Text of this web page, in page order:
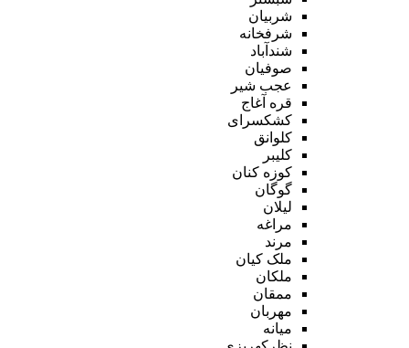
شربیان
شرفخانه
شندآباد
صوفیان
عجب شیر
قره آغاج
کشکسرای
کلوانق
کلیبر
کوزه کنان
گوگان
لیلان
مراغه
مرند
ملک کیان
ملکان
ممقان
مهربان
میانه